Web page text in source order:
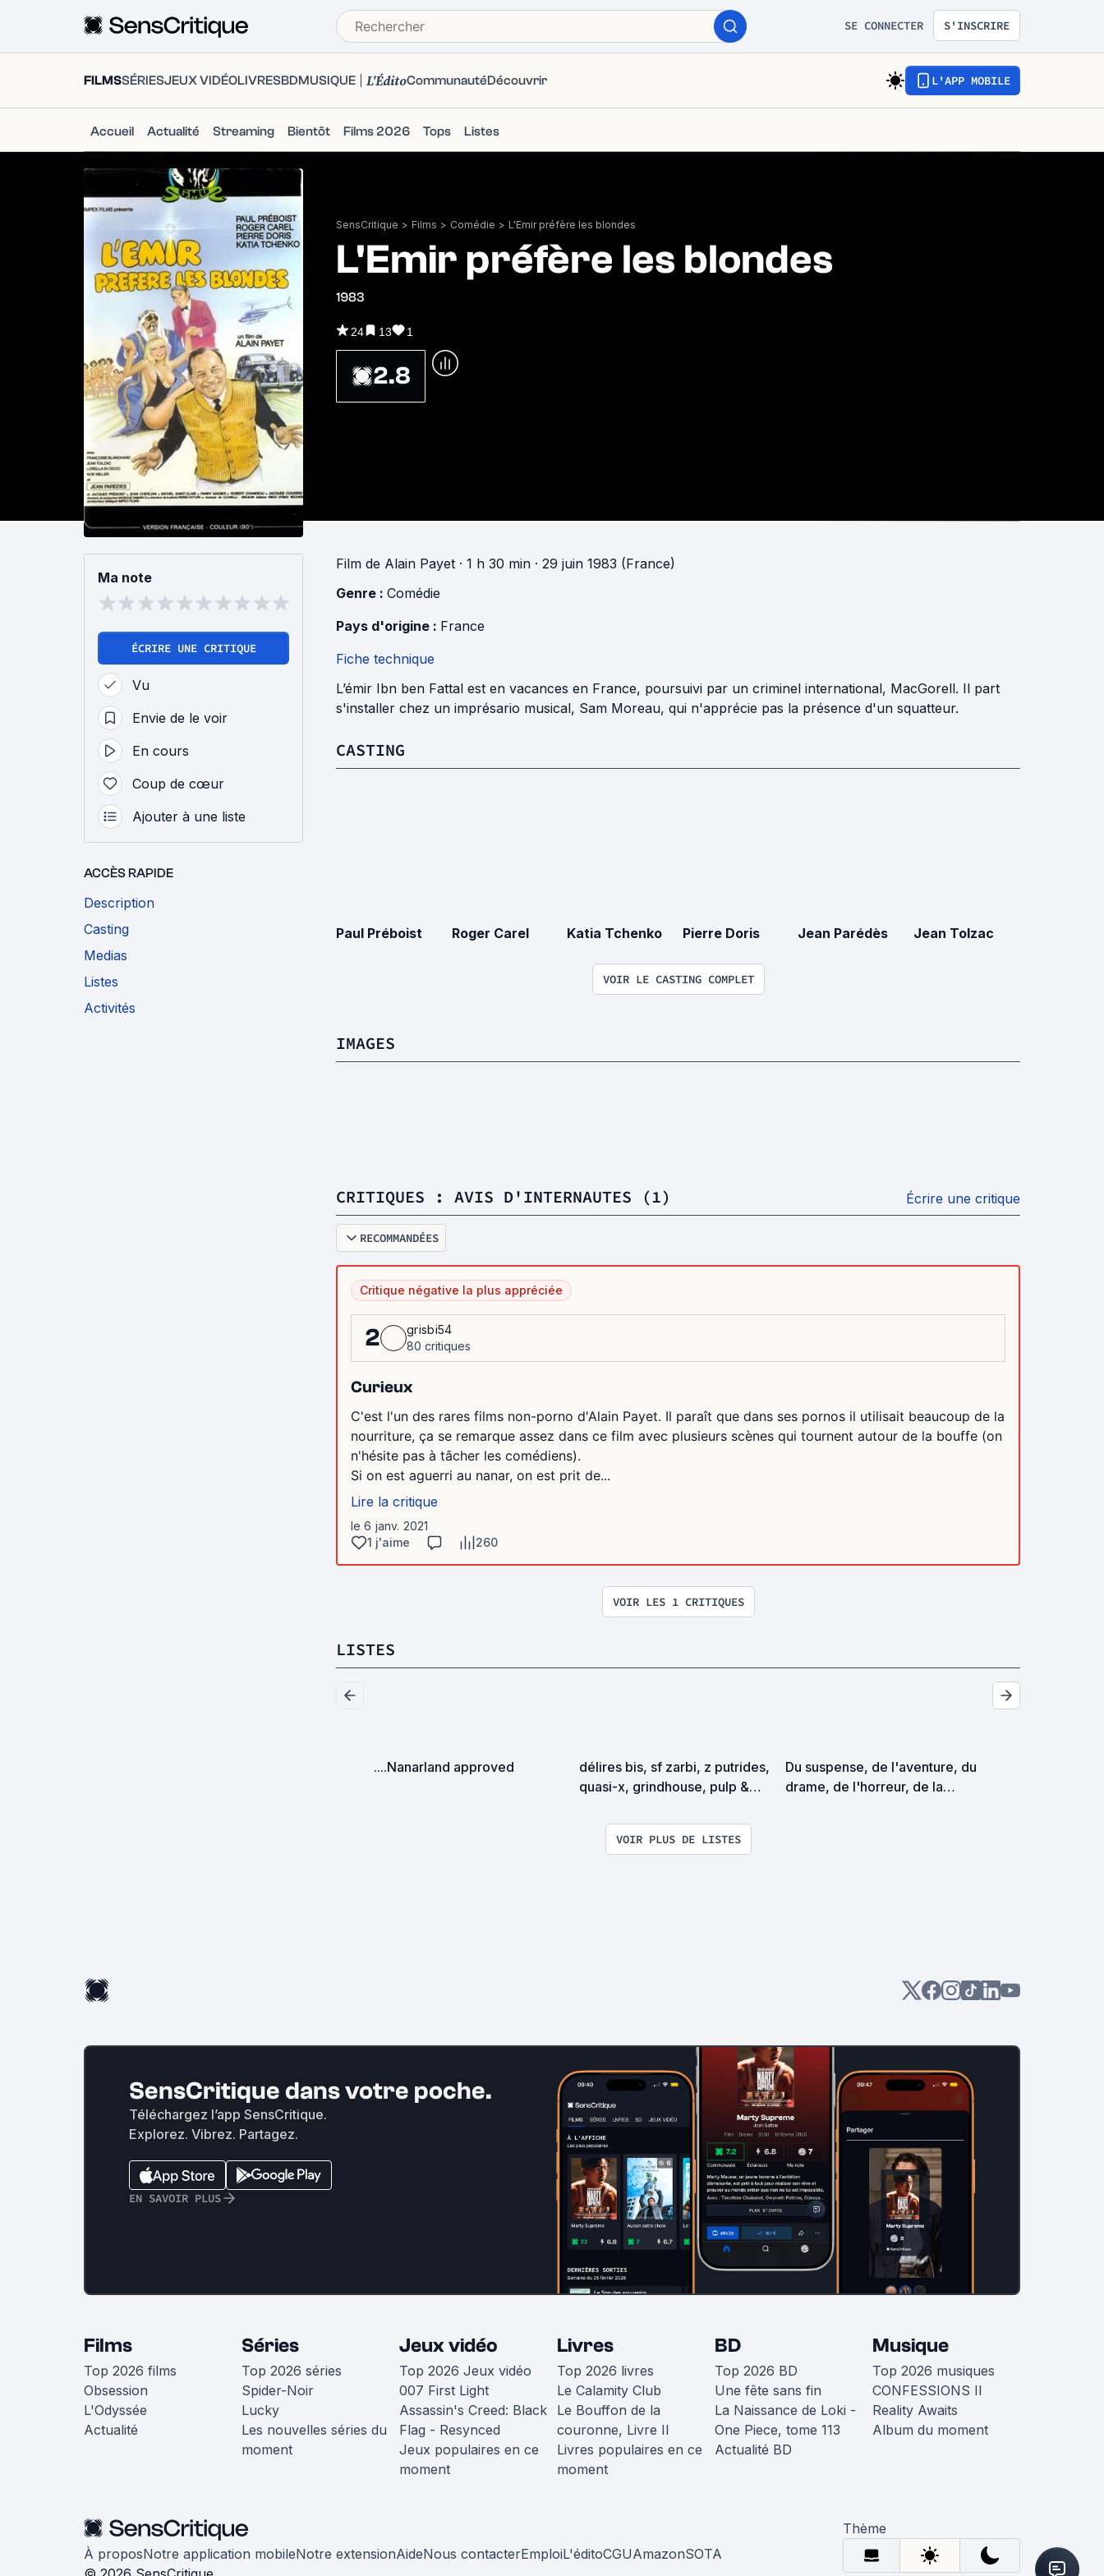
SE CONNECTER S'INSCRIRE
FILMSSÉRIESJEUX VIDÉOLIVRESBDMUSIQUE L'ÉditoCommunautéDécouvrir L'APP MOBILE
Accueil Actualité Streaming Bientôt Films 2026 Tops Listes
SensCritique > Films > Comédie > L'Emir préfère les blondes
L'Emir préfère les blondes
1983
24 13 1
2.8
Ma note
ÉCRIRE UNE CRITIQUE
Vu
Envie de le voir
En cours
Coup de cœur
Ajouter à une liste
ACCÈS RAPIDE
Description
Casting
Medias
Listes
Activités
Film de Alain Payet · 1 h 30 min · 29 juin 1983 (France)
Genre : Comédie
Pays d'origine : France
Fiche technique
L’émir Ibn ben Fattal est en vacances en France, poursuivi par un criminel international, MacGorell. Il part
s'installer chez un imprésario musical, Sam Moreau, qui n'apprécie pas la présence d'un squatteur.
CASTING
Paul Préboist Roger Carel Katia Tchenko Pierre Doris Jean Parédès Jean Tolzac
VOIR LE CASTING COMPLET
IMAGES
CRITIQUES : AVIS D'INTERNAUTES (1) Écrire une critique
RECOMMANDÉES
Critique négative la plus appréciée
2
grisbi54
80 critiques
Curieux
C'est l'un des rares films non-porno d'Alain Payet. Il paraît que dans ses pornos il utilisait beaucoup de la
nourriture, ça se remarque assez dans ce film avec plusieurs scènes qui tournent autour de la bouffe (on
n'hésite pas à tâcher les comédiens).
Si on est aguerri au nanar, on est prit de...
Lire la critique
le 6 janv. 2021
1 j'aime
260
VOIR LES 1 CRITIQUES
LISTES
....Nanarland approved
délires bis, sf zarbi, z putrides,
quasi-x, grindhouse, pulp &
Du suspense, de l'aventure, du
drame, de l'horreur, de la
VOIR PLUS DE LISTES
SensCritique dans votre poche.
Téléchargez l’app SensCritique.
Explorez. Vibrez. Partagez.
EN SAVOIR PLUS
Films
Top 2026 films
Obsession
L'Odyssée
Actualité
Séries
Top 2026 séries
Spider-Noir
Lucky
Les nouvelles séries du
moment
Jeux vidéo
Top 2026 Jeux vidéo
007 First Light
Assassin's Creed: Black
Flag - Resynced
Jeux populaires en ce
moment
Livres
Top 2026 livres
Le Calamity Club
Le Bouffon de la
couronne, Livre II
Livres populaires en ce
moment
BD
Top 2026 BD
Une fête sans fin
La Naissance de Loki -
One Piece, tome 113
Actualité BD
Musique
Top 2026 musiques
CONFESSIONS II
Reality Awaits
Album du moment
À proposNotre application mobileNotre extensionAideNous contacterEmploiL'éditoCGUAmazonSOTA
Thème